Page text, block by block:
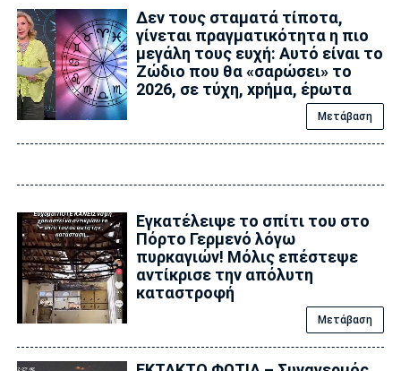
Δεν τους σταματά τίποτα,
γίνεται πραγματικότητα η πιο
μεγάλη τους ευχή: Αυτό είναι το
Zώδιο που θα «σαρώσει» το
2026, σε τύχη, xpήμα, έpωτα
Μετάβαση
Εγκατέλειψε το σπίτι του στο
Πόρτο Γερμενό λόγω
πυρκαγιών! Μόλις επέστεψε
αντίκρισε την απόλυτη
καταστροφή
Μετάβαση